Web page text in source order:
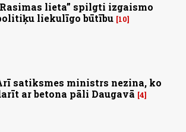
lieta” spilgti izgaismo
liekulīgo būtību 10
satiksmes ministrs nezina, ko
ar betona pāli Daugavā 4